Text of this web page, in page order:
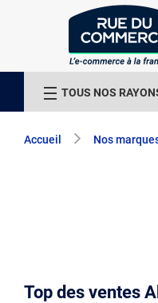
TOUS NOS
Accueil Nos
Top des ventes